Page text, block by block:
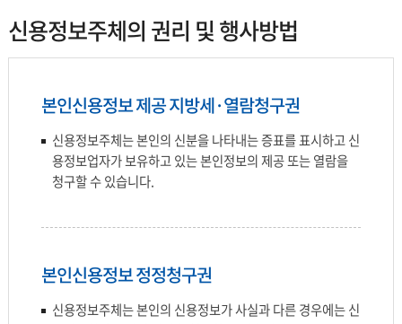
신용정보주체의 권리 및 행사방법
본인신용정보 제공 지방세·열람청구권
신용정보주체는 본인의 신분을 나타내는 증표를 표시하고 신
용정보업자가 보유하고 있는 본인정보의 제공 또는 열람을
청구할 수 있습니다.
본인신용정보 정정청구권
신용정보주체는 본인의 신용정보가 사실과 다른 경우에는 신